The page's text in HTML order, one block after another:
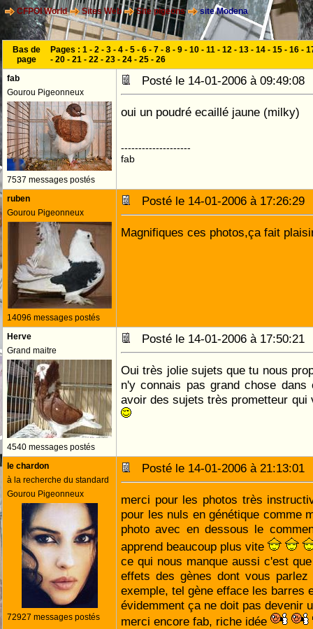
CFPOI World Sites Web Site pigeons site Modena
Bas de
page
Pages : 1 - 2 - 3 - 4 - 5 - 6 - 7 - 8 - 9 - 10 - 11 - 12 - 13 - 14 - 15 - 16 -
- 20 - 21 - 22 - 23 - 24 - 25 - 26
fab
Gourou Pigeonneux
7537 messages postés
Posté le 14-01-2006 à
oui un poudré ecaillé jaune (milky)
--------------------
fab
ruben
Gourou Pigeonneux
14096 messages postés
Posté le 14-01-2006 à
Magnifiques ces photos,ça fait
Herve
Grand maitre
4540 messages postés
Posté le 14-01-2006 à
Oui très jolie sujets que tu nous
n'y connais pas grand chose
avoir des sujets très prometteur qui
le chardon
à la recherche du standard
Gourou Pigeonneux
72927 messages postés
Posté le 14-01-2006 à
merci pour les photos très
pour les nuls en génétique comme
photo avec en dessous le
apprend beaucoup plus vite
ce qui nous manque aussi c'est
effets des gènes dont vous
exemple, tel gène efface les barres
évidemment ça ne doit pas devenir
merci encore fab, riche idée